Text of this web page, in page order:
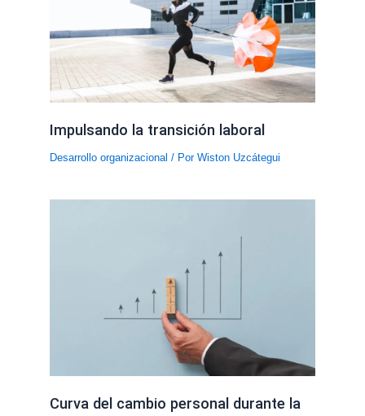
Impulsando la transición laboral
Desarrollo organizacional / PorWiston Uzcátegui
Curva del cambio personal durante la